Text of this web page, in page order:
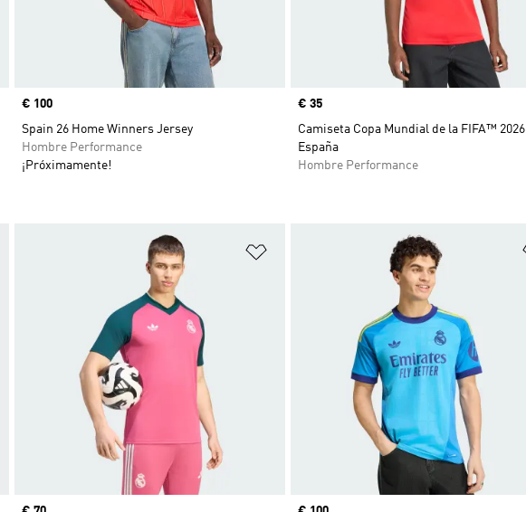
Precio
€ 100
Spain 26 Home Winners Jersey
Hombre Performance
¡Próximamente!
Precio
€ 35
Camiseta Copa Mundial de la FIFA™ 2026
España
Hombre Performance
Añadir a la lista de deseos Añadir a la lista de deseos